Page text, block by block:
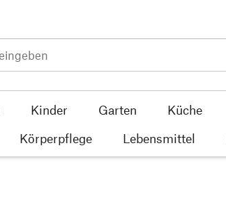
Kinder Garten Küche
Körperpflege Lebensmittel